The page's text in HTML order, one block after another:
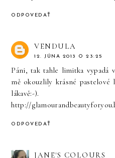
ODPOVEDAŤ
VENDULA
12. JÚNA 2013 O 23:25
Páni, tak tahle limitka vypadá
mě okouzlily krásné
lákavě:-).
http://
ODPOVEDAŤ
JANE'S COLOURS